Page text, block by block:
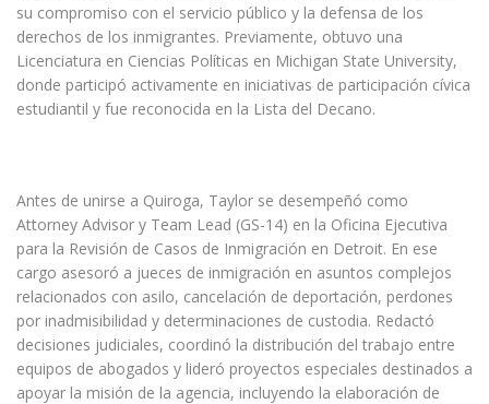
su compromiso con el servicio público y la defensa de los
derechos de los inmigrantes. Previamente, obtuvo una
Licenciatura en Ciencias Políticas en Michigan State University,
donde participó activamente en iniciativas de participación cívica
estudiantil y fue reconocida en la Lista del Decano.
Antes de unirse a Quiroga, Taylor se desempeñó como
Attorney Advisor y Team Lead (GS-14) en la Oficina Ejecutiva
para la Revisión de Casos de Inmigración en Detroit. En ese
cargo asesoró a jueces de inmigración en asuntos complejos
relacionados con asilo, cancelación de deportación, perdones
por inadmisibilidad y determinaciones de custodia. Redactó
decisiones judiciales, coordinó la distribución del trabajo entre
equipos de abogados y lideró proyectos especiales destinados a
apoyar la misión de la agencia, incluyendo la elaboración de